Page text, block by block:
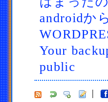
androidか
Your
public